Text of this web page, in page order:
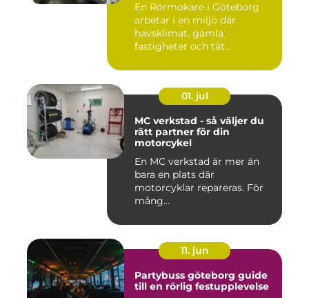
En Rörmokare i Göteborg
arbetar i en miljö där
havsklimat, gamla
fastigheter och tät
01. jul
MC verkstad - så väljer du
rätt partner för din
motorcykel
En MC verkstad är mer än
bara en plats där
motorcyklar repareras. För
mång...
11. jun
Partybuss göteborg guide
till en rörlig festupplevelse